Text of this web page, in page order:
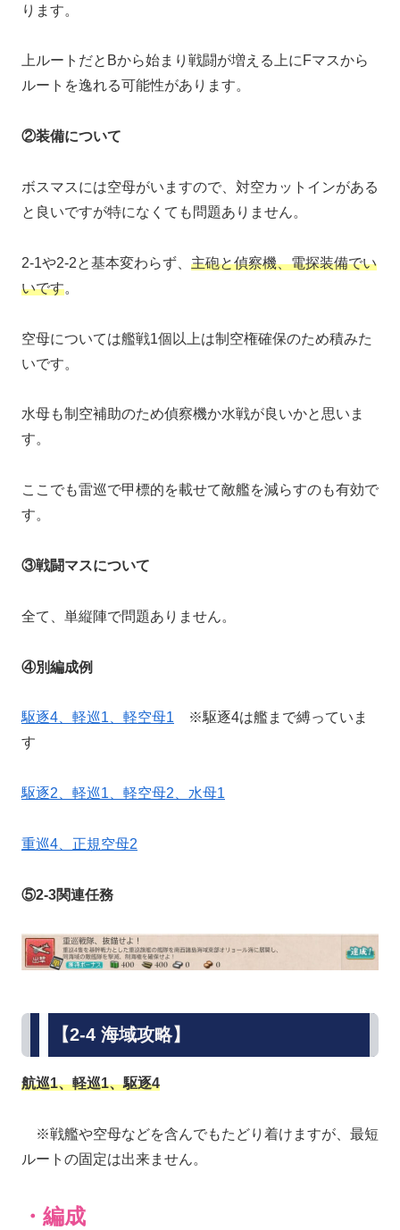
ります。
上ルートだとBから始まり戦闘が増える上にFマスから
ルートを逸れる可能性があります。
②装備について
ボスマスには空母がいますので、対空カットインがある
と良いですが特になくても問題ありません。
2-1や2-2と基本変わらず、 主砲と偵察機、電探装備でい
いです。
空母については艦戦1個以上は制空権確保のため積みた
いです。
水母も制空補助のため偵察機か水戦が良いかと思いま
す。
ここでも雷巡で甲標的を載せて敵艦を減らすのも有効で
す。
③戦闘マスについて
全て、単縦陣で問題ありません。
④別編成例
駆逐4、軽巡1、軽空母1 ※駆逐4は艦まで縛っていま
す
駆逐2、軽巡1、軽空母2、水母1
重巡4、正規空母2
⑤2-3関連任務
【2-4 海域攻略】
航巡1、軽巡1、駆逐4
※戦艦や空母などを含んでもたどり着けますが、最短
ルートの固定は出来ません。
・編成